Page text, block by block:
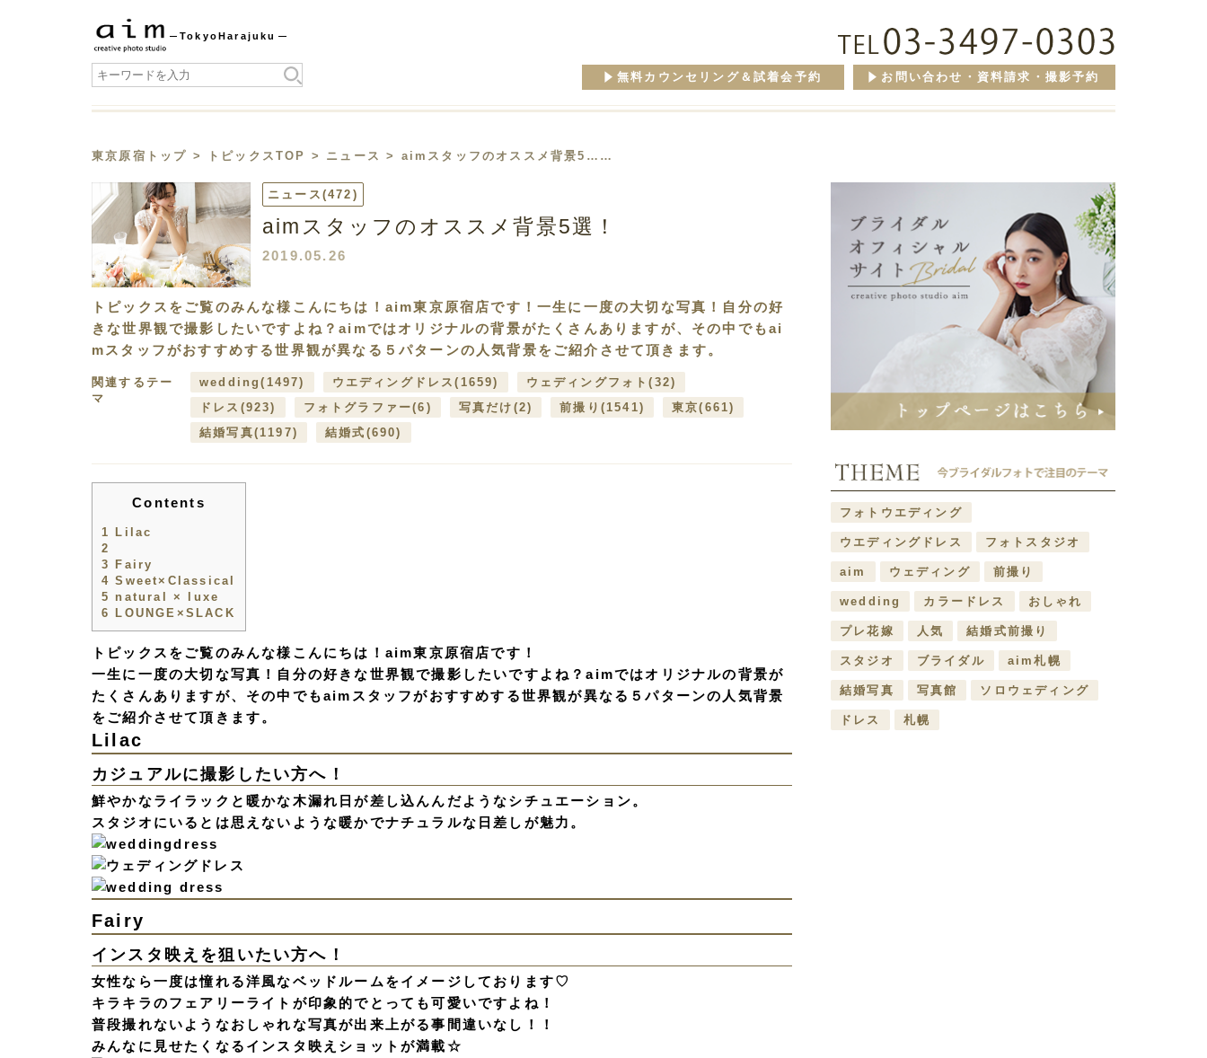
TokyoHarajuku
お問い合わせ・資料請求・撮影予約
無料カウンセリング＆試着会予約
東京原宿トップ > トピックスTOP > ニュース > aimスタッフのオススメ背景5……
ニュース (472)
aimスタッフのオススメ背景5選！
2019.05.26
トピックスをご覧のみんな様こんにちは！aim東京原宿店です！一生に一度の大切な写真！自分の好
きな世界観で撮影したいですよね？aimではオリジナルの背景がたくさんありますが、その中でもai
mスタッフがおすすめする世界観が異なる５パターンの人気背景をご紹介させて頂きます。
関連するテー
マ
wedding(1497) ウエディングドレス(1659) ウェディングフォト(32)
ドレス (923) フォトグラファー(6) 写真だけ (2) 前撮り (1541) 東京(661)
結婚写真(1197) 結婚式 (690)
Contents
1
Lilac
2
3
Fairy
4 Sweet×Classical
5 natural × luxe
6
LOUNGE×SLACK
トピックスをご覧のみんな様こんにちは！aim東京原宿店です！
一生に一度の大切な写真！自分の好きな世界観で撮影したいですよね？aimではオリジナルの背景が
たくさんありますが、その中でもaimスタッフがおすすめする世界観が異なる５パターンの人気背景
をご紹介させて頂きます。
Lilac
カジュアルに撮影したい方へ！
鮮やかなライラックと暖かな木漏れ日が差し込んんだようなシチュエーション。
スタジオにいるとは思えないような暖かでナチュラルな日差しが魅力。
Fairy
インスタ映えを狙いたい方へ！
女性なら一度は憧れる洋風なベッドルームをイメージしております♡
キラキラのフェアリーライトが印象的でとっても可愛いですよね！
普段撮れないようなおしゃれな写真が出来上がる事間違いなし！！
みんなに見せたくなるインスタ映えショットが満載☆
フォトウエディング
ウエディングドレス フォトスタジオ
aim ウェディング 前撮り
wedding カラードレス おしゃれ
プレ花嫁 人気 結婚式前撮り
スタジオ ブライダル aim札幌
結婚写真 写真館 ソロウェディング
ドレス 札幌